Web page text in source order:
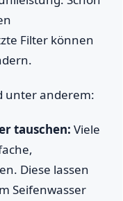
Filter können
unter anderem:
tauschen: Viele
Diese lassen
Seifenwasser